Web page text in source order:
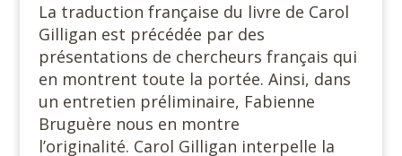
La traduction française du livre de Carol
Gilligan est précédée par des
présentations de chercheurs français qui
en montrent toute la portée. Ainsi, dans
un entretien préliminaire, Fabienne
Bruguère nous en montre
l’originalité. Carol Gilligan interpelle la